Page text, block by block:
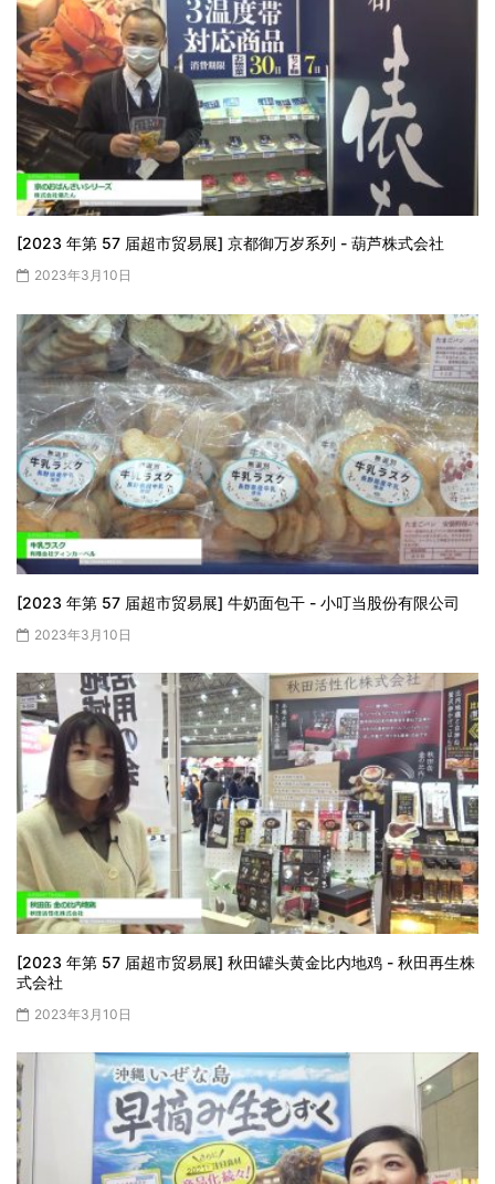
[2023 年第 57 届超市贸易展] 京都御万岁系列 - 葫芦株式会社
2023年3月10日
[2023 年第 57 届超市贸易展] 牛奶面包干 - 小叮当股份有限公司
2023年3月10日
[2023 年第 57 届超市贸易展] 秋田罐头黄金比内地鸡 - 秋田再生株
式会社
2023年3月10日